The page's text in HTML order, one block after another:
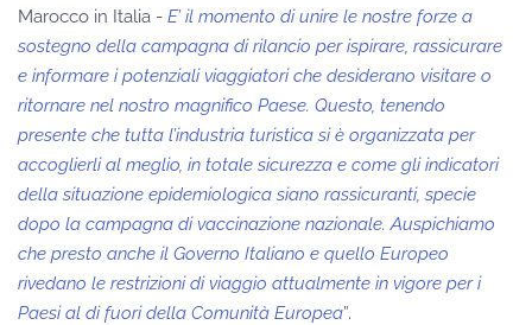
Marocco in Italia - E’ il momento di unire le nostre forze a
sostegno della campagna di rilancio per ispirare, rassicurare
e informare i potenziali viaggiatori che desiderano visitare o
ritornare nel nostro magnifico Paese. Questo, tenendo
presente che tutta l’industria turistica si è organizzata per
accoglierli al meglio, in totale sicurezza e come gli indicatori
della situazione epidemiologica siano rassicuranti, specie
dopo la campagna di vaccinazione nazionale. Auspichiamo
che presto anche il Governo Italiano e quello Europeo
rivedano le restrizioni di viaggio attualmente in vigore per i
Paesi al di fuori della Comunità Europea”.